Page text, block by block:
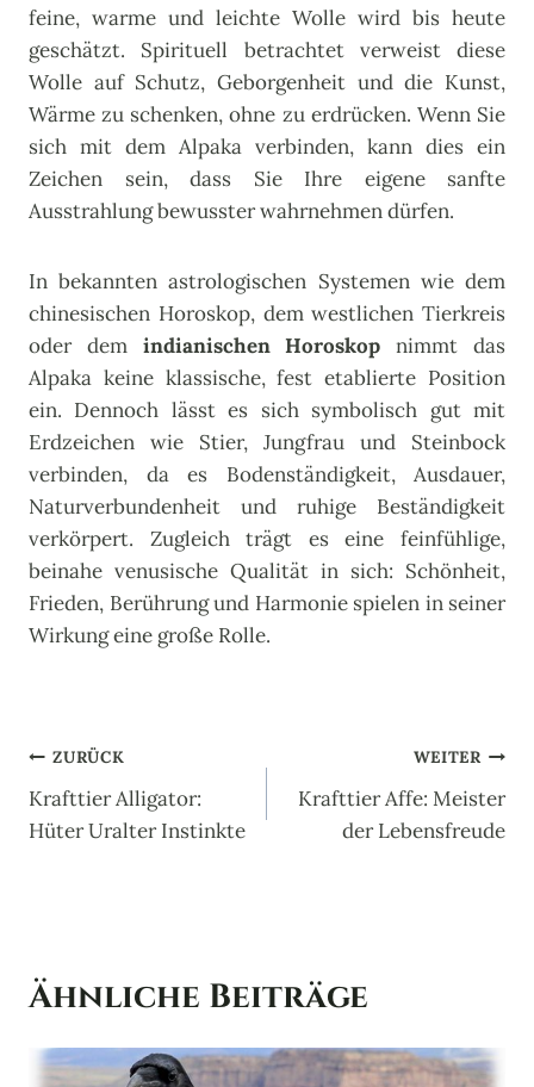
feine, warme und leichte Wolle wird bis heute
geschätzt. Spirituell betrachtet verweist diese
Wolle auf Schutz, Geborgenheit und die Kunst,
Wärme zu schenken, ohne zu erdrücken. Wenn Sie
sich mit dem Alpaka verbinden, kann dies ein
Zeichen sein, dass Sie Ihre eigene sanfte
Ausstrahlung bewusster wahrnehmen dürfen.
In bekannten astrologischen Systemen wie dem
chinesischen Horoskop, dem westlichen Tierkreis
oder dem indianischen Horoskop nimmt das
Alpaka keine klassische, fest etablierte Position
ein. Dennoch lässt es sich symbolisch gut mit
Erdzeichen wie Stier, Jungfrau und Steinbock
verbinden, da es Bodenständigkeit, Ausdauer,
Naturverbundenheit und ruhige Beständigkeit
verkörpert. Zugleich trägt es eine feinfühlige,
beinahe venusische Qualität in sich: Schönheit,
Frieden, Berührung und Harmonie spielen in seiner
Wirkung eine große Rolle.
Beitragsnavigation
ZURÜCK
Krafttier Alligator:
Hüter Uralter Instinkte
WEITER
Krafttier Affe: Meister
der Lebensfreude
Ähnliche Beiträge